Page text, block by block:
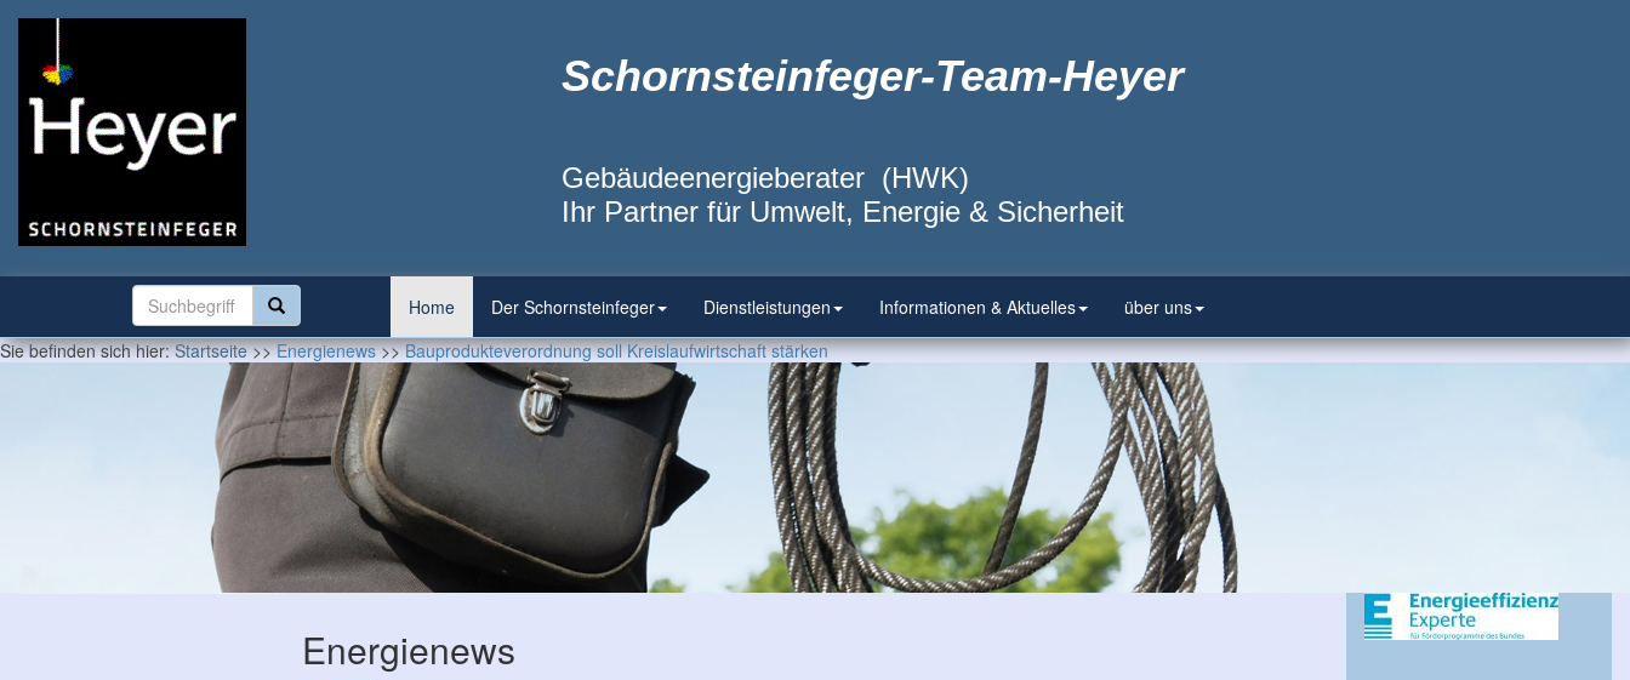
Schornsteinfeger-Team-Heyer
Gebäudeenergieberater (HWK)
Ihr Partner für Umwelt, Energie & Sicherheit
Home Der Schornsteinfeger Dienstleistungen Informationen & Aktuelles
über uns
Sie befinden sich hier:Startseite>>Energienews>>Bauprodukteverordnung soll Kreislaufwirtschaft stärken
Energienews